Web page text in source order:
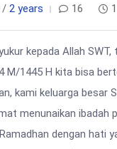
/ 2 years 16
kepada Allah SWT,
M/1445 H kita bisa
kami keluarga besar
menunaikan ibadah
dengan hati